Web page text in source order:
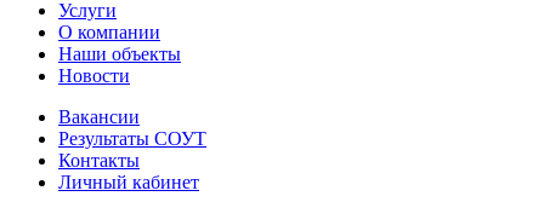
Услуги
О компании
Наши объекты
Новости
Вакансии
Результаты СОУТ
Контакты
Личный кабинет